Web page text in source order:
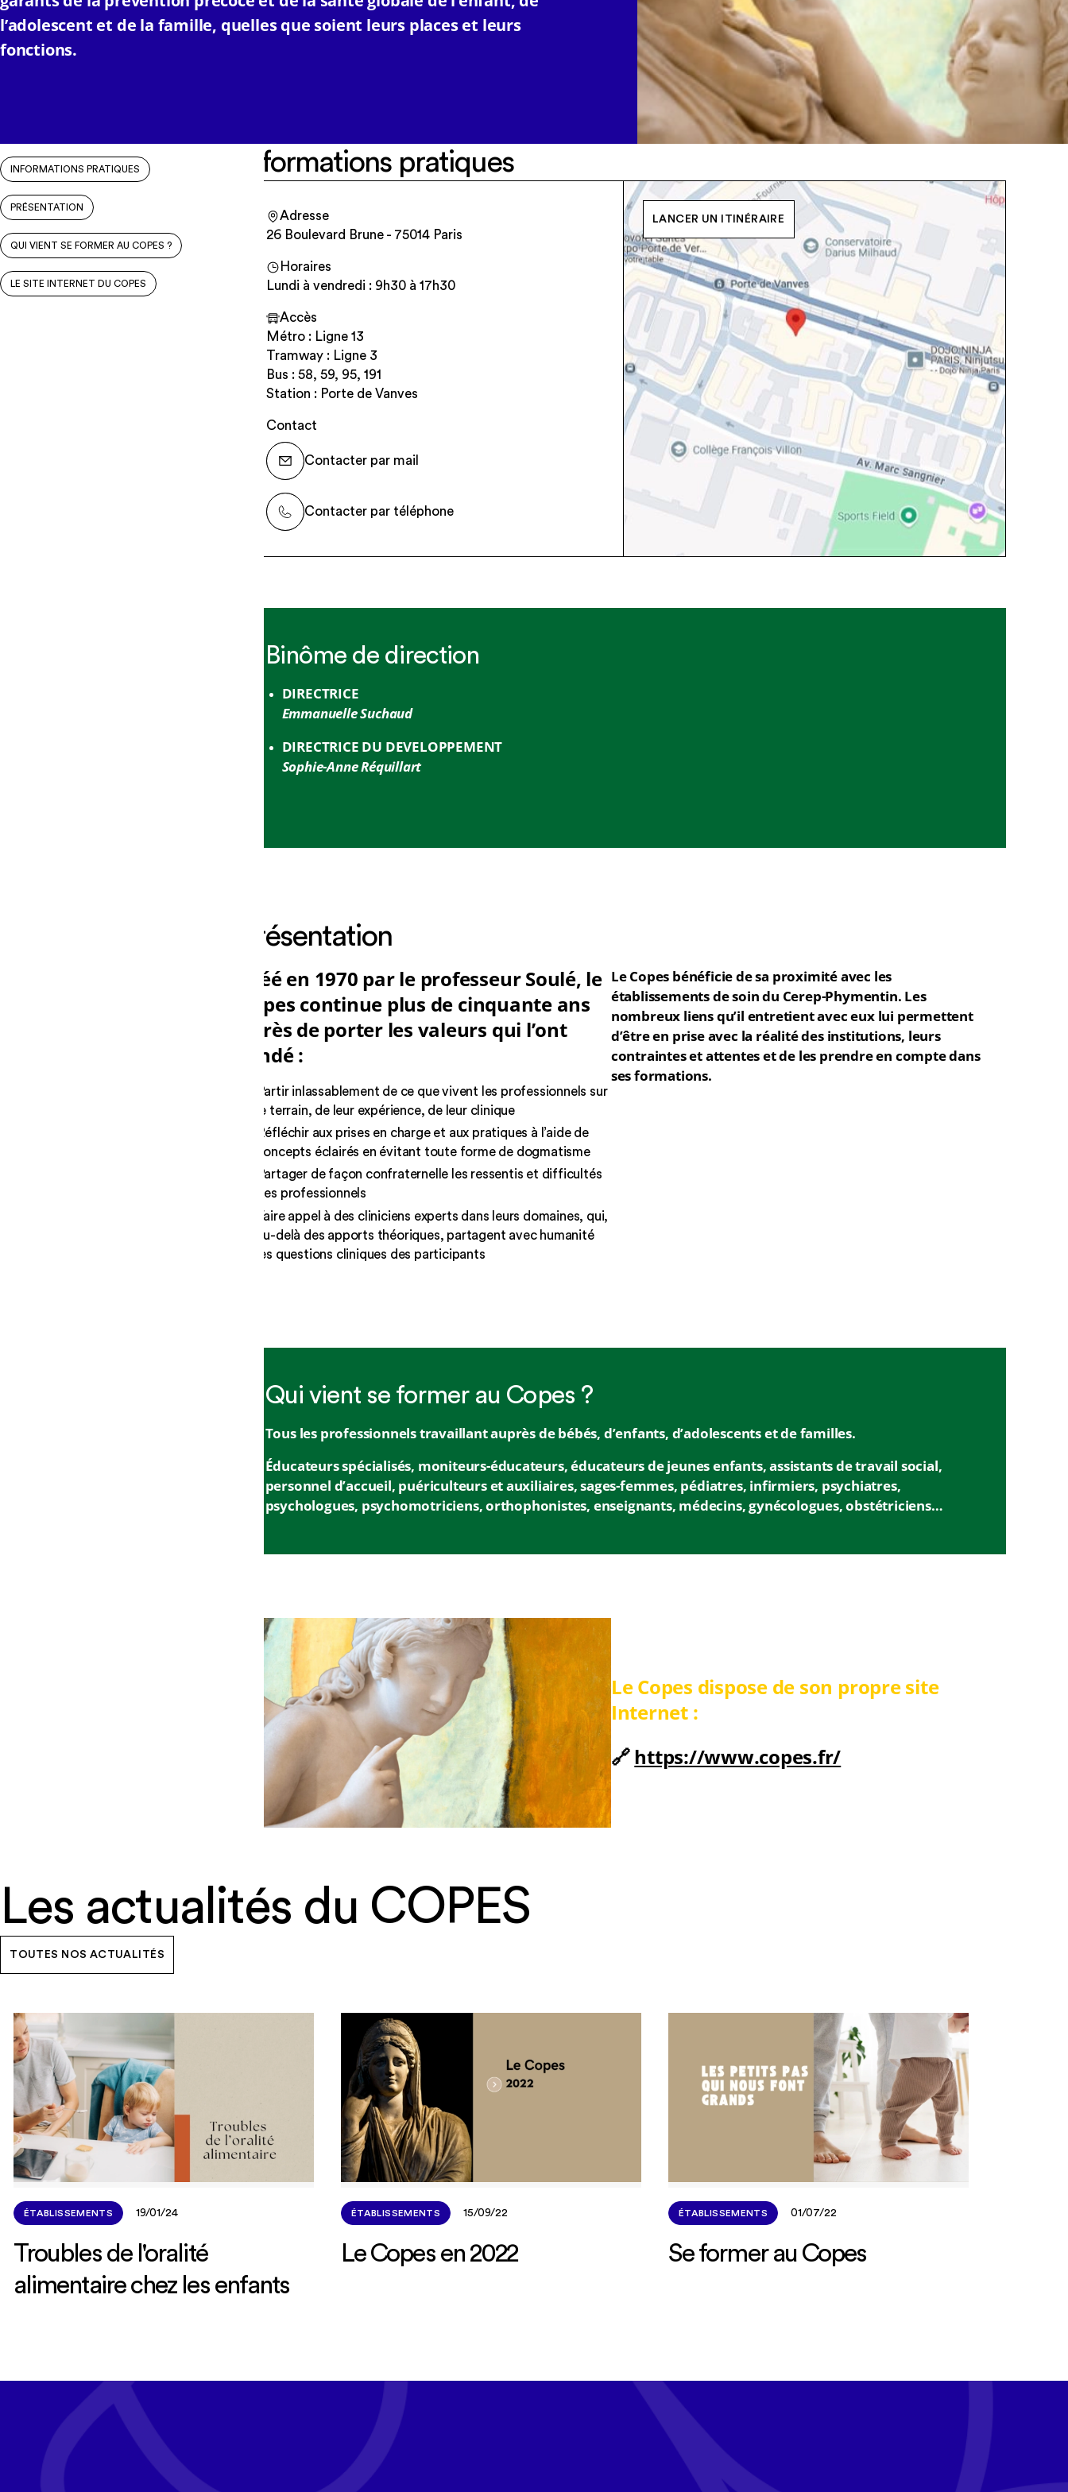
l’adolescent et de la famille, quelles que soient leurs places et leurs
fonctions.
INFORMATIONS PRATIQUES
PRÉSENTATION
QUI VIENT SE FORMER AU COPES ?
LE SITE INTERNET DU COPES
Informations pratiques
Adresse
26 Boulevard Brune - 75014 Paris
Horaires
Lundi à vendredi : 9h30 à 17h30
Accès
Métro : Ligne 13
Tramway : Ligne 3
Bus : 58, 59, 95, 191
Station : Porte de Vanves
Contact
Contacter par mail
Contacter par téléphone
LANCER UN ITINÉRAIRE
Binôme de direction
DIRECTRICE
Emmanuelle Suchaud
DIRECTRICE DU DEVELOPPEMENT
Sophie-Anne Réquillart
Présentation
Créé en 1970 par le professeur Soulé, le
Copes continue plus de cinquante ans
après de porter les valeurs qui l’ont
fondé :
Partir inlassablement de ce que vivent les professionnels sur
le terrain, de leur expérience, de leur clinique
Réfléchir aux prises en charge et aux pratiques à l’aide de
concepts éclairés en évitant toute forme de dogmatisme
Partager de façon confraternelle les ressentis et difficultés
des professionnels
Faire appel à des cliniciens experts dans leurs domaines, qui,
au-delà des apports théoriques, partagent avec humanité
les questions cliniques des participants
Le Copes bénéficie de sa proximité avec les
établissements de soin du Cerep-Phymentin. Les
nombreux liens qu’il entretient avec eux lui permettent
d’être en prise avec la réalité des institutions, leurs
contraintes et attentes et de les prendre en compte dans
ses formations.
Qui vient se former au Copes ?
Tous les professionnels travaillant auprès de bébés, d’enfants, d’adolescents et de familles.
Éducateurs spécialisés, moniteurs-éducateurs, éducateurs de jeunes enfants, assistants de travail social,
personnel d’accueil, puériculteurs et auxiliaires, sages-femmes, pédiatres, infirmiers, psychiatres,
psychologues, psychomotriciens, orthophonistes, enseignants, médecins, gynécologues, obstétriciens…
Le Copes dispose de son propre site
Internet :
🔗https://www.copes.fr/
Les actualités du COPES
TOUTES NOS ACTUALITÉS
ÉTABLISSEMENTS 19/01/24
Troubles de l'oralité
alimentaire chez les enfants
ÉTABLISSEMENTS 15/09/22
Le Copes en 2022
ÉTABLISSEMENTS 01/07/22
Se former au Copes
Tous les mois, recevez l'actualité